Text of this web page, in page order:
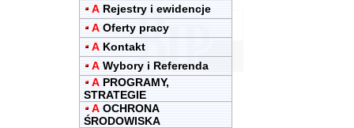
A Rejestry i ewidencje
A Oferty pracy
A Kontakt
A Wybory i Referenda
A PROGRAMY,
STRATEGIE
A OCHRONA
ŚRODOWISKA